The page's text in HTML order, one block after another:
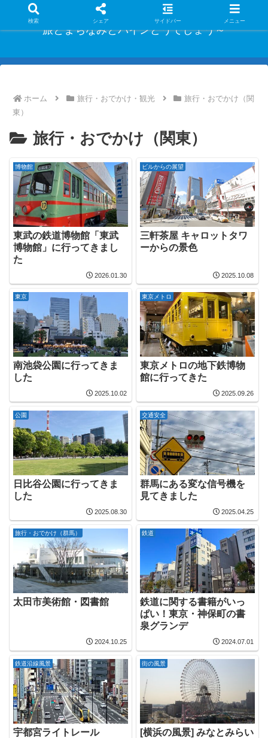
旅とまちなみとパインどうでしょう～
ホーム 旅行・おでかけ・観光
旅行・おでかけ（関
東）
旅行・おでかけ（関東）
博物館
東武の鉄道博物館「東武
博物館」に行ってきまし
た
2026.01.30
ビルからの展望
三軒茶屋 キャロットタワ
ーからの景色
2025.10.08
東京
南池袋公園に行ってきま
した
2025.10.02
東京メトロ
東京メトロの地下鉄博物
館に行ってきた
2025.09.26
公園
日比谷公園に行ってきま
した
2025.08.30
交通安全
群馬にある変な信号機を
見てきました
2025.04.25
旅行・おでかけ（群馬）
太田市美術館・図書館
2024.10.25
鉄道
鉄道に関する書籍がいっ
ぱい！東京・神保町の書
泉グランデ
2024.07.01
鉄道沿線風景
宇都宮ライトレール
街の風景
[横浜の風景] みなとみらい
検索 シェア サイドバー メニュー